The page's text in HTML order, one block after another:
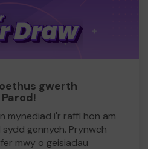
gwerth
mynediad i'r raffl hon am
gennych. Prynwch
mwy o geisiadau